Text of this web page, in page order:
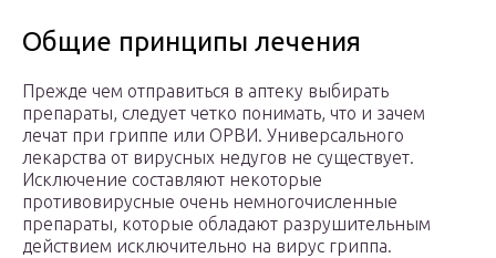
Общие принципы лечения
Прежде чем отправиться в аптеку выбирать
препараты, следует четко понимать, что и зачем
лечат при гриппе или ОРВИ. Универсального
лекарства от вирусных недугов не существует.
Исключение составляют некоторые
противовирусные очень немногочисленные
препараты, которые обладают разрушительным
действием исключительно на вирус гриппа.